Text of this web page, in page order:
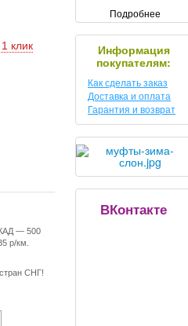
клик
— 500
р/км.
СНГ!
Подробнее
Информация
покупателям:
Как сделать заказ
Доставка и оплата
Гарантия и возврат
ВКонтакте